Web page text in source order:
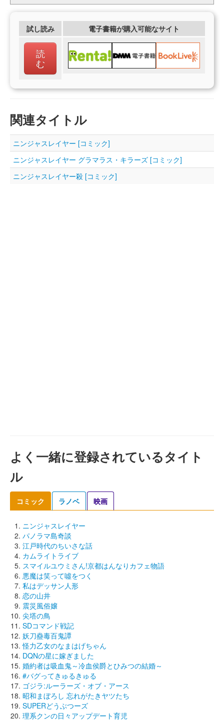
試し読み 電子書籍が購入可能なサイト
読
む
関連タイトル
ニンジャスレイヤー [コミック]
ニンジャスレイヤー グラマラス・キラーズ [コミック]
ニンジャスレイヤー殺 [コミック]
よく一緒に登録されているタイト
ル
コミック ラノベ 映画
ニンジャスレイヤー
パノラマ島奇談
江戸時代のちいさな話
カムライトライブ
スマイルユウミさん!京都はんなりカフェ物語
悪魔は笑って噓をつく
私はデッサン人形
恋の山井
震災風俗嬢
尖塔の鳥
SDコマンド戦記
妖刀蠱毒百鬼譚
怪力乙女のなまはげちゃん
DQNの星に嫁ぎました
婚約者は吸血鬼～冷血侯爵とひみつの結婚～
#バグってきゅるきゅる
ゴジラ:ルーラーズ・オブ・アース
昭和まぼろし 忘れがたきヤツたち
SUPERどうぶつーズ
理系クンの日々アップデート育児